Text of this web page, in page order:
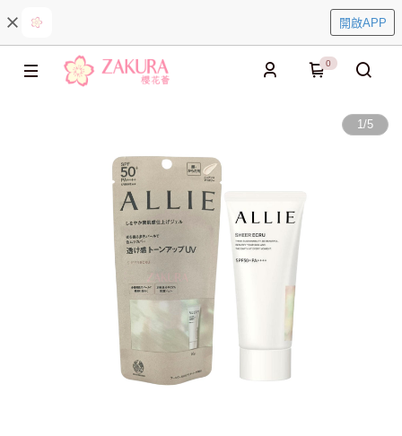
開啟APP
0
1/5